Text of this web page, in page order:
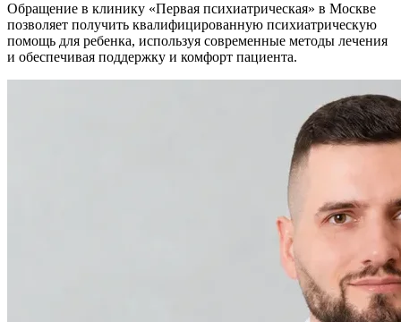
Обращение в клинику «Первая психиатрическая» в Москве
позволяет получить квалифицированную психиатрическую
помощь для ребенка, используя современные методы лечения
и обеспечивая поддержку и комфорт пациента.